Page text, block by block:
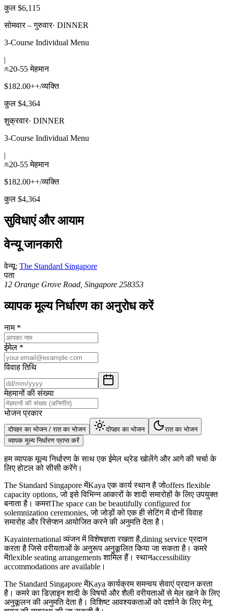
कुल $6,115
सोमवार – गुरुवार· DINNER
3-Course Individual Menu
|
20-55 मेहमान
$182.00++/व्यक्ति
कुल $4,364
शुक्रवार· DINNER
3-Course Individual Menu
|
20-55 मेहमान
$182.00++/व्यक्ति
कुल $4,364
सुविधाएं और आयाम
वेन्यू जानकारी
वेन्यू: The Standard Singapore
पता
12 Orange Grove Road, Singapore 258353
व्यापक मूल्य निर्धारण का अनुरोध करें
नाम *
ईमेल *
विवाह तिथि
मेहमानों की संख्या
भोजन प्रकार
दोपहर का भोजन / रात का भोजन दोपहर का भोजन
रात का भोजन
व्यापक मूल्य निर्धारण प्राप्त करें
हम व्यापक मूल्य निर्धारण के साथ एक ईमेल थ्रेड खोलेंगे और आगे की चर्चा के
लिए होटल को सीसी करेंगे।
The Standard Singapore मेंKaya एक कार्य स्थान है जोoffers flexible
capacity options, जो इसे विभिन्न आकारों के शादी समारोहों के लिए उपयुक्त
बनाता है। कमराThe space can be beautifully configured for
solemnization ceremonies, जो जोड़ों को एक ही सेटिंग में दोनों विवाह
समारोह और रिसेप्शन आयोजित करने की अनुमति देता है।
Kayainternational व्यंजन में विशेषज्ञता रखता है,dining service प्रदान
करता है जिसे वरीयताओं के अनुरूप अनुकूलित किया जा सकता है। कमरे
मेंflexible seating arrangements शामिल हैं। स्थानaccessibility
accommodations are available।
The Standard Singapore मेंKaya कार्यक्रम समन्वय सेवाएं प्रदान करता
है। कमरे का डिज़ाइन शादी के विषयों और शैली वरीयताओं से मेल खाने के लिए
अनुकूलन की अनुमति देता है। विशिष्ट आवश्यकताओं को दर्शाने के लिए मेनू